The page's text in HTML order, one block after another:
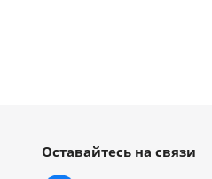
Оставайтесь на связи